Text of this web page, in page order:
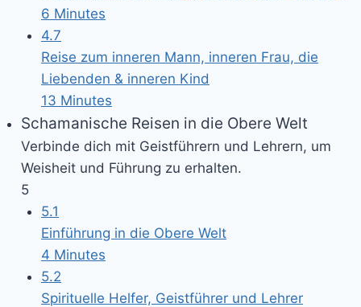
6 Minutes
4.7
Reise zum inneren Mann, inneren Frau, die
Liebenden & inneren Kind
13 Minutes
Schamanische Reisen in die Obere Welt
Verbinde dich mit Geistführern und Lehrern, um
Weisheit und Führung zu erhalten.
5
5.1
Einführung in die Obere Welt
4 Minutes
5.2
Spirituelle Helfer, Geistführer und Lehrer